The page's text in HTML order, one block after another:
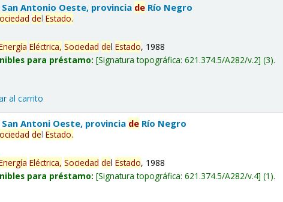
Antonio Oeste, provincia de Río Negro
delEstado.
Eléctrica, Sociedad delEstado, 1988
para préstamo: Signatura topográfica:621.374.5/A282/v.2 (3).
al carrito
Antoni Oeste, provincia de Río Negro
delEstado.
Eléctrica, Sociedad delEstado, 1988
para préstamo: Signatura topográfica:621.374.5/A282/v.4 (1).